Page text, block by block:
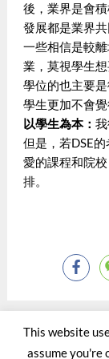
後，業界是會
發展都是業界
一些相信是較
業，莫視學生
學位的也主要
學生更加不會
以學生為本：
但是，若DSE
愛的課程和院
排。
This website
assume you're